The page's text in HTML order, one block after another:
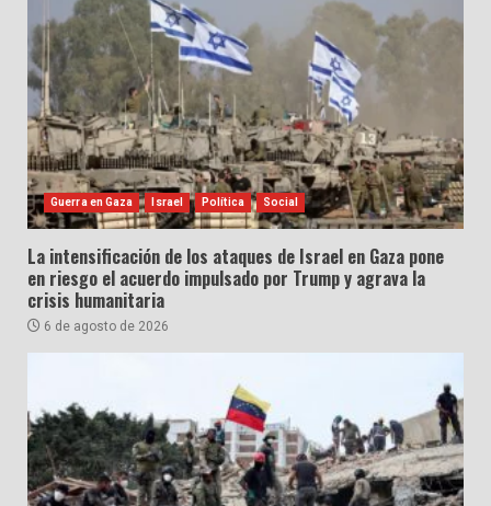
Guerra en Gaza Israel Política Social
La intensificación de los ataques de Israel en Gaza pone
en riesgo el acuerdo impulsado por Trump y agrava la
crisis humanitaria
6 de agosto de 2026